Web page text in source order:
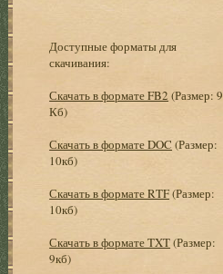
Доступные форматы для
скачивания:
Скачать в формате FB2 (Размер: 9
Кб)
Скачать в формате DOC (Размер:
10кб)
Скачать в формате RTF(Размер:
10кб)
Скачать в формате TXT(Размер:
9кб)